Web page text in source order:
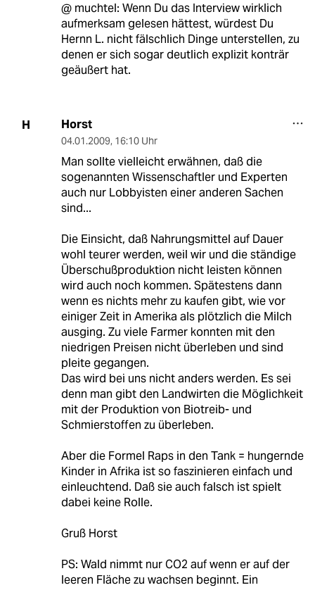
@ muchtel: Wenn Du das Interview wirklich
aufmerksam gelesen hättest, würdest Du
Hernn L. nicht fälschlich Dinge unterstellen, zu
denen er sich sogar deutlich explizit konträr
geäußert hat.
H Horst
04.01.2009, 16:10 Uhr
Man sollte vielleicht erwähnen, daß die
sogenannten Wissenschaftler und Experten
auch nur Lobbyisten einer anderen Sachen
sind...
Die Einsicht, daß Nahrungsmittel auf Dauer
wohl teurer werden, weil wir und die ständige
Überschußproduktion nicht leisten können
wird auch noch kommen. Spätestens dann
wenn es nichts mehr zu kaufen gibt, wie vor
einiger Zeit in Amerika als plötzlich die Milch
ausging. Zu viele Farmer konnten mit den
niedrigen Preisen nicht überleben und sind
pleite gegangen.
Das wird bei uns nicht anders werden. Es sei
denn man gibt den Landwirten die Möglichkeit
mit der Produktion von Biotreib- und
Schmierstoffen zu überleben.
Aber die Formel Raps in den Tank = hungernde
Kinder in Afrika ist so faszinieren einfach und
einleuchtend. Daß sie auch falsch ist spielt
dabei keine Rolle.
Gruß Horst
PS: Wald nimmt nur CO2 auf wenn er auf der
leeren Fläche zu wachsen beginnt. Ein